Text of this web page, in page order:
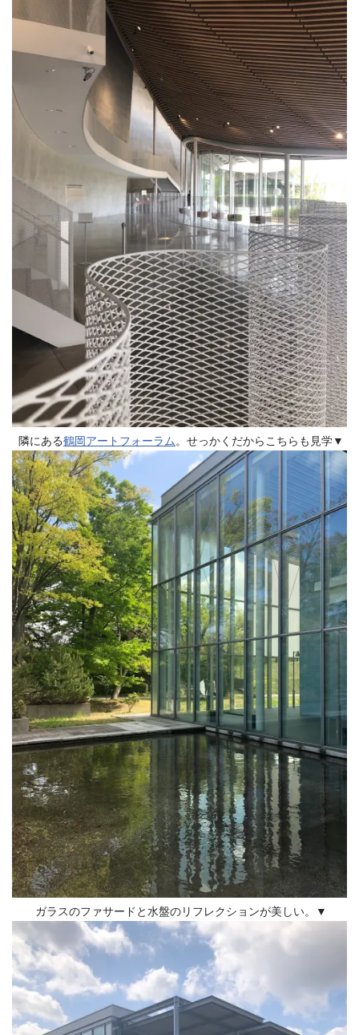
隣にある鶴岡アートフォーラム 。せっかくだからこちらも見学▼
ガラスのファサードと水盤のリフレクションが美しい。▼